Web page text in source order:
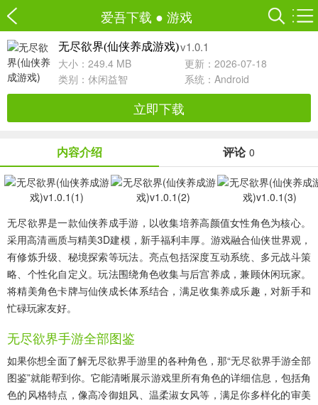
爱吾下载 ● 游戏
无尽欲界(仙侠养成游戏)v1.0.1
大小：249.4 MB
更新：2026-07-18
类别： 休闲益智 系统：Android
立即下载
内容介绍 评论 0
无尽欲界是一款仙侠养成手游，以收集培养高颜值女性角色为核心。
采用高清画质与精美3D建模，新手福利丰厚。游戏融合仙侠世界观，
有修炼升级、秘境探索等玩法。亮点包括深度互动系统、多元战斗策
略、个性化自定义。玩法围绕角色收集与后宫养成，兼顾休闲玩家。
将精美角色卡牌与仙侠成长体系结合，满足收集养成乐趣，对新手和
忙碌玩家友好。
无尽欲界手游全部图鉴
如果你想全面了解无尽欲界手游里的各种角色，那“无尽欲界手游全部
图鉴”就能帮到你。它能清晰展示游戏里所有角色的详细信息，包括角
色的风格特点，像高冷御姐风、温柔淑女风等，满足你多样化的审美